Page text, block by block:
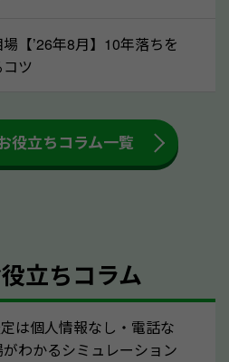
清掃だけで取り除けることも
ックして、清掃をしておくの
要はありません。査定に影響
、そのままお持ちいただいて
ソコカラへ車の状態につい
い。
イミングで売るのも
！
【’26年8月】10年落ちを
コツ
役立ちコラム一覧
立ちコラム
は個人情報なし・電話な
わかるシミュレーション